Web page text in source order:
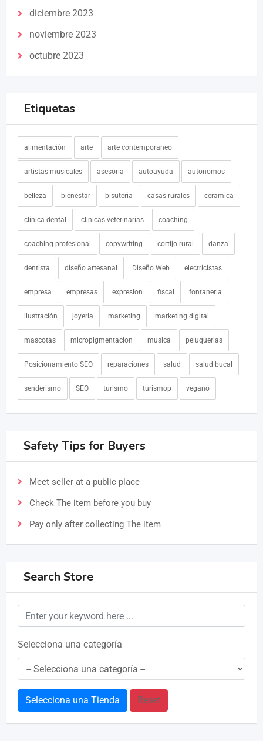
diciembre 2023
noviembre 2023
octubre 2023
Etiquetas
alimentación arte arte contemporaneo
artistas musicales asesoria autoayuda autonomos
belleza bienestar bisuteria casas rurales ceramica
clinica dental clinicas veterinarias coaching
coaching profesional copywriting cortijo rural danza
dentista diseño artesanal Diseño Web electricistas
empresa empresas expresion fiscal fontaneria
ilustración joyeria marketing marketing digital
mascotas micropigmentacion musica peluquerias
Posicionamiento SEO reparaciones salud salud bucal
senderismo SEO turismo turismop vegano
Safety Tips for Buyers
Meet seller at a public place
Check The item before you buy
Pay only after collecting The item
Search Store
Selecciona una categoría
Selecciona una Tienda Reset